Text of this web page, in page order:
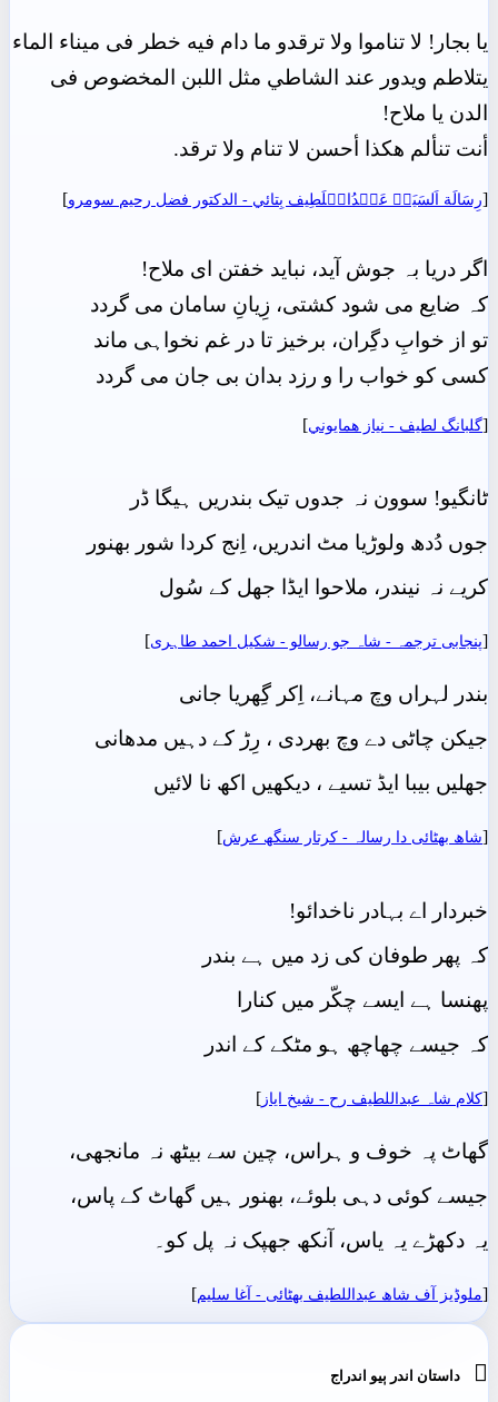
يا بجار! لا تناموا ولا ترقدو ما دام فيه خطر فى ميناء الماء
يتلاطم ويدور عند الشاطي مثل اللبن المخضوص فى
الدن يا ملاح!
أنت تنألم هكذا أحسن لا تنام ولا ترقد.
[رِسَالَة اَلسَيَدۡ عَبۡدُالۡلَطِيف بِتائي - الدکتور فضل رحیم سومرو]
اگر دریا بہ جوش آید، نباید خفتن ای ملاح!
کہ ضایع می شود کشتی، زِیانِ سامان می گردد
تو از خوابِ دگِران، برخیز تا در غم نخواہی ماند
کسی کو خواب را و رزد بدان بی جان می گردد
[گلبانگ لطيف - نياز ھمايوني]
ٹانگیو! سوون نہ جدوں تیک بندریں ہیگا ڈر
جوں دُدھ ولوڑیا مٹ اندریں، اِنج کردا شور بھنور
کریے نہ نیندر، ملاحوا ایڈا جھل کے سُول
[پنجابی ترجمہ - شاہ جو رسالو - شکیل احمد طاہری]
بندر لہراں وچ مہانے، اِکر گِھریا جانی
جیکن چاٹی دے وچ بھردی ، رِڑ کے دہیں مدھانی
جھلیں بیبا ایڈ تسیے ، دیکھیں اکھ نا لائیں
[شاھ بهٹائی دا رسالہ - کرتار سنگھ عرش]
خبردار اے بہادر ناخدائو!
کہ پھر طوفان کی زد میں ہے بندر
پھنسا ہے ایسے چکّر میں کنارا
کہ جیسے چھاچھ ہو مٹکے کے اندر
[کلام شاہ عبداللطیف رح - شيخ اياز ]
گھاٹ پہ خوف و ہراس، چین سے بیٹھ نہ مانجھی،
جیسے کوئی دہی بلوئے، بھنور ہیں گھاٹ کے پاس،
یہ دکھڑے یہ یاس، آنکھ جھپک نہ پل کو۔
[ملوڈیز آف شاھ عبداللطیف بھٹائی - آغا سليم]
 داستان اندر ٻيو اندراج